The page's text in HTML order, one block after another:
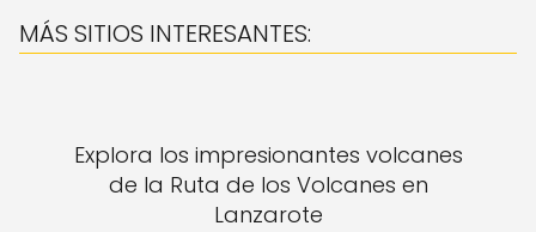
MÁS SITIOS INTERESANTES:
Explora los impresionantes volcanes
de la Ruta de los Volcanes en
Lanzarote